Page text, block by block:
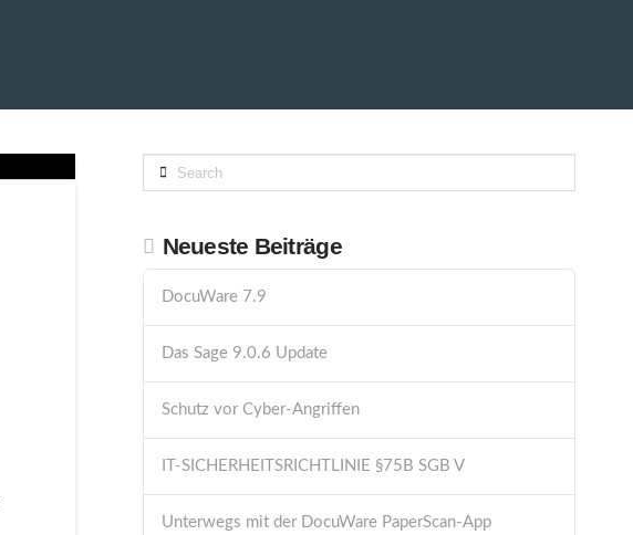
Search
Neueste Beiträge
DocuWare 7.9
Das Sage 9.0.6 Update
Schutz vor Cyber-Angriffen
IT-SICHERHEITSRICHTLINIE §75B SGB V
Unterwegs mit der DocuWare PaperScan-App